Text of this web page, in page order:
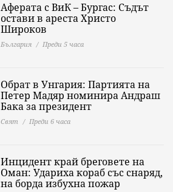
Аферата с ВиК – Бургас: Съдът
остави в ареста Христо
Широков
България Преди 5 часа
Обрат в Унгария: Партията на
Петер Мадяр номинира Андраш
Бака за президент
Свят Преди 6 часа
Инцидент край бреговете на
Оман: Удариха кораб със снаряд,
на борда избухна пожар